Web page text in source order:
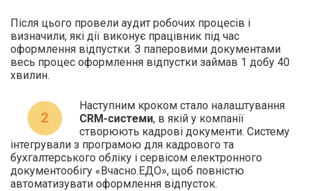
Після цього провели аудит робочих процесів і
визначили, які дії виконує працівник під час
оформлення відпустки. З паперовими документами
весь процес оформлення відпустки займав 1 добу 40
хвилин.
Наступним кроком стало налаштування
СRM-системи, в якій у компанії
створюють кадрові документи. Систему
інтегрували з програмою для кадрового та
бухгалтерського обліку і сервісом електронного
документообігу «Вчасно.ЕДО», щоб повністю
автоматизувати оформлення відпусток.